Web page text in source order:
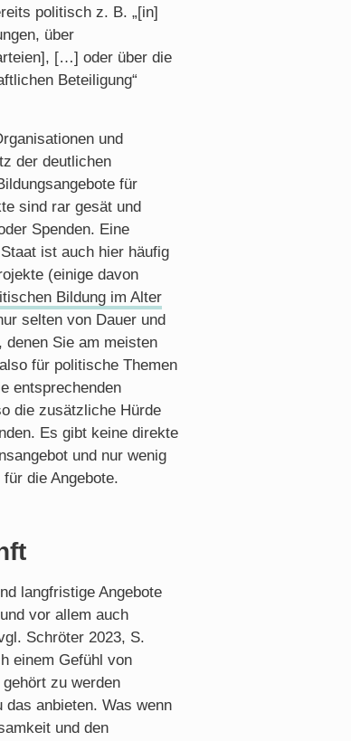
politisch z. B. „[in]
über
[…] oder über die
Beteiligung“
und
der deutlichen
für
sind rar gesät und
Spenden. Eine
ist auch hier häufig
(einige davon
Bildung im Alter
selten von Dauer und
denen Sie am meisten
für politische Themen
entsprechenden
die zusätzliche Hürde
Es gibt keine direkte
und nur wenig
die Angebote.
langfristige Angebote
vor allem auch
Schröter 2023, S.
einem Gefühl von
zu werden
das anbieten. Was wenn
und den